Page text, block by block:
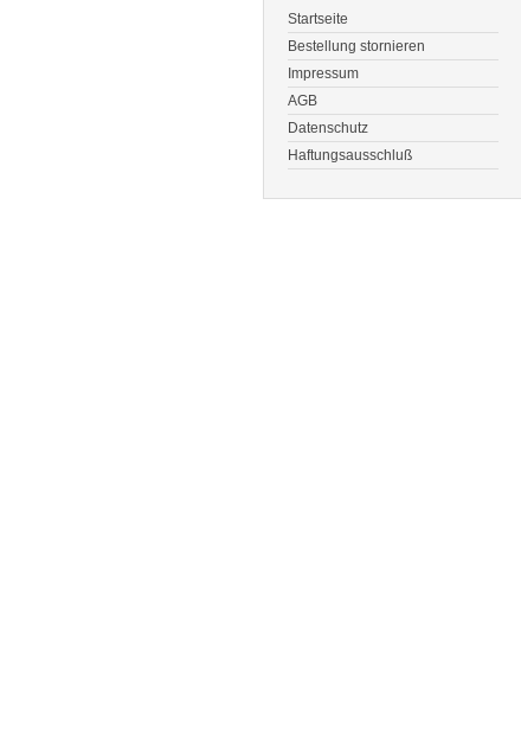
Startseite
Bestellung stornieren
Impressum
AGB
Datenschutz
Haftungsausschluß